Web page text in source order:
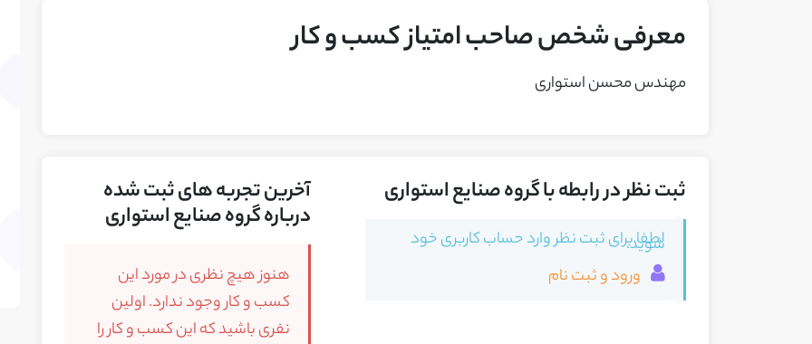
معرفی شخص صاحب امتیاز کسب و کار
مهندس محسن استواری
ثبت نظر در رابطه با گروه صنایع استواری
لطفا برای ثبت نظر وارد حساب کاربری خود
شوید.
ورود و ثبت نام
آخرین تجربه های ثبت شده
درباره گروه صنایع استواری
هنوز هیچ نظری در مورد این
کسب و کار وجود ندارد. اولین
نفری باشید که این کسب و کار را